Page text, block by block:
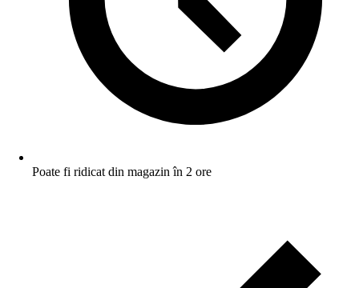
Poate fi ridicat din magazin în 2 ore